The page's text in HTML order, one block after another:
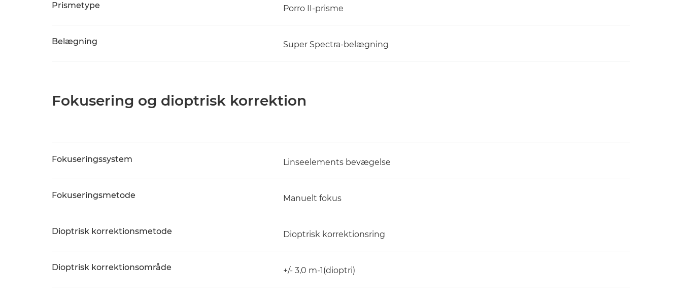
Prismetype Porro II-prisme
Belægning Super Spectra-belægning
Fokusering og dioptrisk korrektion
Fokuseringssystem Linseelements bevægelse
Fokuseringsmetode Manuelt fokus
Dioptrisk korrektionsmetode Dioptrisk korrektionsring
Dioptrisk korrektionsområde +/- 3,0 m-1(dioptri)